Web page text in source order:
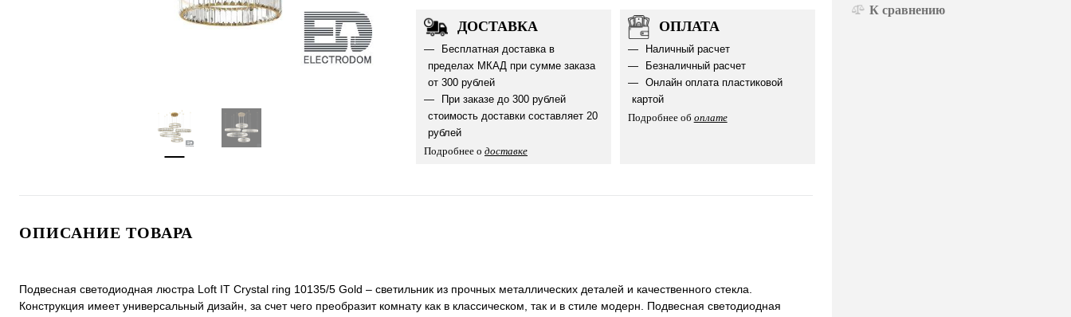
ДОСТАВКА
Бесплатная доставка в
пределах МКАД при сумме заказа
от 300 рублей
При заказе до 300 рублей
стоимость доставки составляет 20
рублей
Подробнее о доставке
ОПЛАТА
Наличный расчет
Безналичный расчет
Онлайн оплата пластиковой
картой
Подробнее об оплате
ОПИСАНИЕ ТОВАРА
Подвесная светодиодная люстра Loft IT Crystal ring 10135/5 Gold – светильник из прочных металлических деталей и качественного стекла.
Конструкция имеет универсальный дизайн, за счет чего преобразит комнату как в классическом, так и в стиле модерн. Подвесная светодиодная
К сравнению